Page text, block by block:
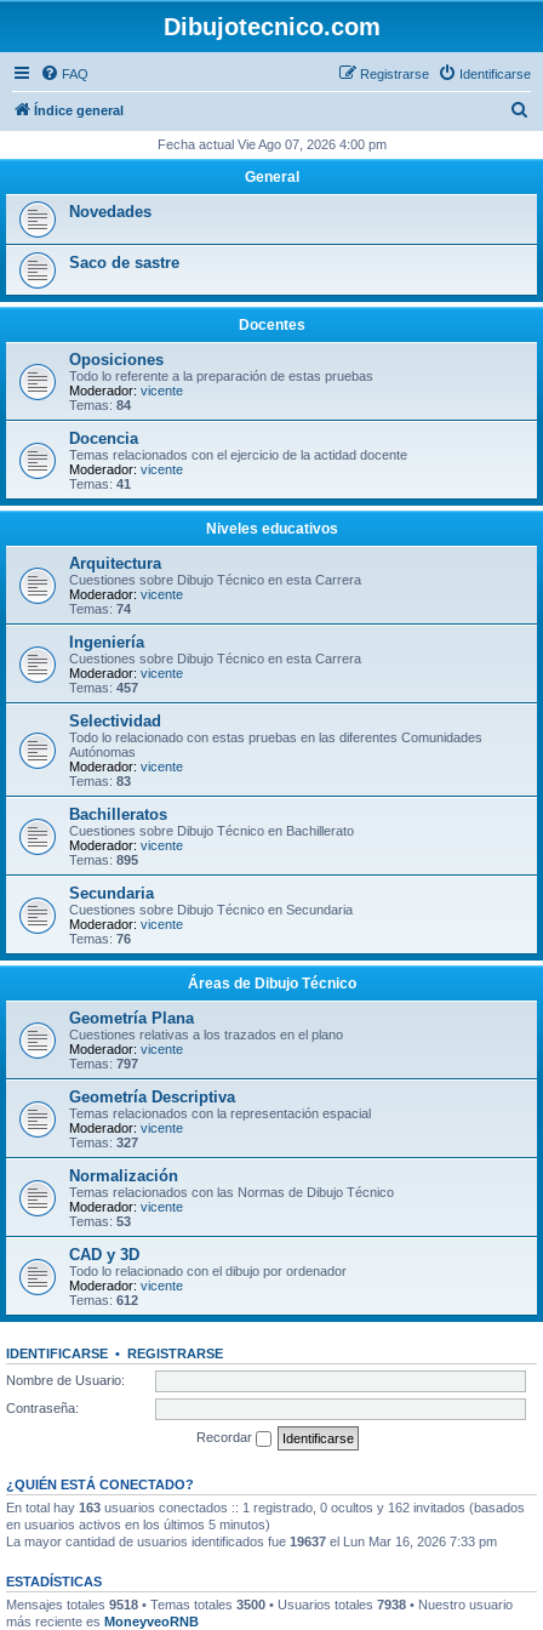
Dibujotecnico.com
FAQ Identificarse
Registrarse
Índice general
c
Fecha actual Vie Ago 07, 2026 4:00 pm
General
Novedades
Saco de sastre
Docentes
Oposiciones
Todo lo referente a la preparación de estas pruebas
Moderador: vicente
Temas: 84
Docencia
Temas relacionados con el ejercicio de la actidad docente
Moderador: vicente
Temas: 41
Niveles educativos
Arquitectura
Cuestiones sobre Dibujo Técnico en esta Carrera
Moderador: vicente
Temas: 74
Ingeniería
Cuestiones sobre Dibujo Técnico en esta Carrera
Moderador: vicente
Temas: 457
Selectividad
Todo lo relacionado con estas pruebas en las diferentes Comunidades
Autónomas
Moderador: vicente
Temas: 83
Bachilleratos
Cuestiones sobre Dibujo Técnico en Bachillerato
Moderador: vicente
Temas: 895
Secundaria
Cuestiones sobre Dibujo Técnico en Secundaria
Moderador: vicente
Temas: 76
Áreas de Dibujo Técnico
Geometría Plana
Cuestiones relativas a los trazados en el plano
Moderador: vicente
Temas: 797
Geometría Descriptiva
Temas relacionados con la representación espacial
Moderador: vicente
Temas: 327
Normalización
Temas relacionados con las Normas de Dibujo Técnico
Moderador: vicente
Temas: 53
CAD y 3D
Todo lo relacionado con el dibujo por ordenador
Moderador: vicente
Temas: 612
IDENTIFICARSE • REGISTRARSE
Nombre de Usuario:
Contraseña:
Recordar
¿QUIÉN ESTÁ CONECTADO?
En total hay 163 usuarios conectados :: 1 registrado, 0 ocultos y 162 invitados (basados
en usuarios activos en los últimos 5 minutos)
La mayor cantidad de usuarios identificados fue 19637 el Lun Mar 16, 2026 7:33 pm
ESTADÍSTICAS
Mensajes totales 9518 • Temas totales 3500 • Usuarios totales 7938 • Nuestro usuario
más reciente es MoneyveoRNB